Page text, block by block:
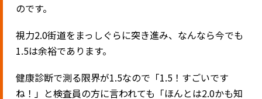
のです。
視力2.0街道をまっしぐらに突き進み、なんなら今でも
1.5は余裕であります。
健康診断で測る限界が1.5なので「1.5！すごいです
ね！」と検査員の方に言われても「ほんとは2.0かも知